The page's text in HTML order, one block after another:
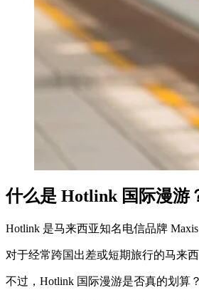
什么是 Hotlink 国际漫游
Hotlink 是马来西亚知名电信品牌
对于经常跨国出差或短期旅行的马来
不过，Hotlink 国际漫游是否真的划算